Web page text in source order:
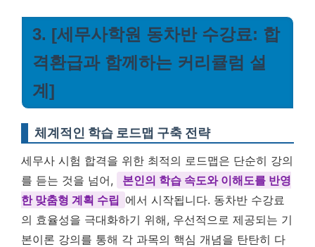
3. [세무사학원 동차반 수강료: 합
격환급과 함께하는 커리큘럼 설
계]
체계적인 학습 로드맵 구축 전략
세무사 시험 합격을 위한 최적의 로드맵은 단순히 강의
를 듣는 것을 넘어,
본인의 학습 속도와 이해도를 반영
한 맞춤형 계획 수립 에서 시작됩니다. 동차반 수강료
의 효율성을 극대화하기 위해, 우선적으로 제공되는 기
본이론 강의를 통해 각 과목의 핵심 개념을 탄탄히 다